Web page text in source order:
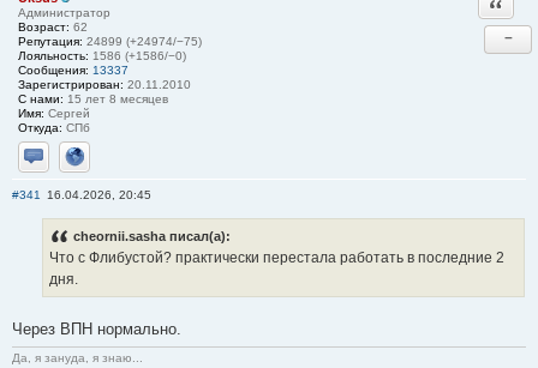
Администратор
Возраст: 62
Репутация: 24899 (+24974/−75)
Лояльность: 1586 (+1586/−0)
Сообщения: 13337
Зарегистрирован: 20.11.2010
С нами: 15 лет 8 месяцев
Имя: Сергей
Откуда: СПб
Отправить личное сообщение
Сайт
−
#341 16.04.2026, 20:45
cheornii.sasha писал(а):
Что с Флибустой? практически перестала работать в последние 2
дня.
Через ВПН нормально.
Да, я зануда, я знаю...